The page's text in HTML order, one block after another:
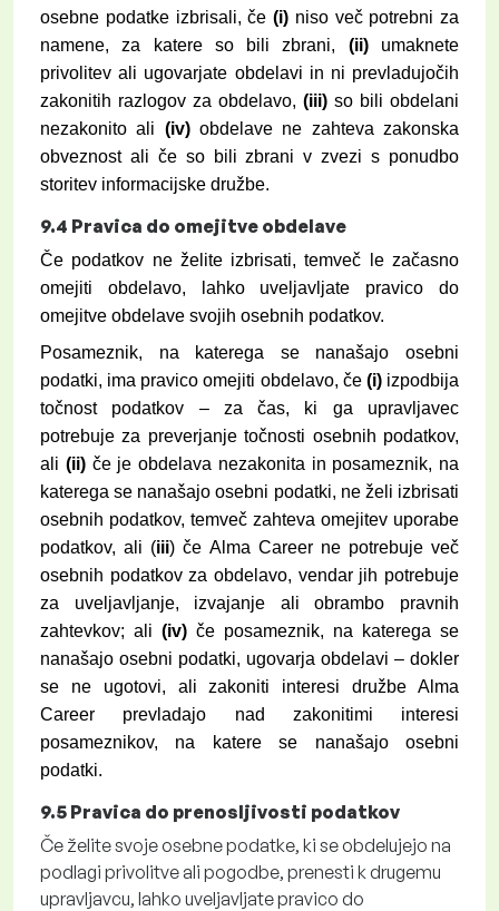
osebne podatke izbrisali, če (i) niso več potrebni za
namene, za katere so bili zbrani, (ii) umaknete
privolitev ali ugovarjate obdelavi in ni prevladujočih
zakonitih razlogov za obdelavo, (iii) so bili obdelani
nezakonito ali (iv)obdelave ne zahteva zakonska
obveznost ali če so bili zbrani v zvezi s ponudbo
storitev informacijske družbe.
9.4 Pravica do omejitve obdelave
Če podatkov ne želite izbrisati, temveč le začasno
omejiti obdelavo, lahko uveljavljate pravico do
omejitve obdelave svojih osebnih podatkov.
Posameznik, na katerega se nanašajo osebni
podatki, ima pravico omejiti obdelavo, če (i) izpodbija
točnost podatkov – za čas, ki ga upravljavec
potrebuje za preverjanje točnosti osebnih podatkov,
ali (ii) če je obdelava nezakonita in posameznik, na
katerega se nanašajo osebni podatki, ne želi izbrisati
osebnih podatkov, temveč zahteva omejitev uporabe
podatkov, ali (iii) če Alma Career ne potrebuje več
osebnih podatkov za obdelavo, vendar jih potrebuje
za uveljavljanje, izvajanje ali obrambo pravnih
zahtevkov; ali (iv) če posameznik, na katerega se
nanašajo osebni podatki, ugovarja obdelavi – dokler
se ne ugotovi, ali zakoniti interesi družbe Alma
Career prevladajo nad zakonitimi interesi
posameznikov, na katere se nanašajo osebni
podatki.
9.5 Pravica do prenosljivosti podatkov
Če želite svoje osebne podatke, ki se obdelujejo na
podlagi privolitve ali pogodbe, prenesti k drugemu
upravljavcu, lahko uveljavljate pravico do